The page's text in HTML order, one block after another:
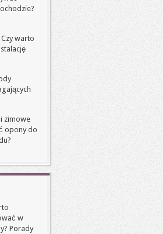
warto
zimowe
opony do
w
Porady